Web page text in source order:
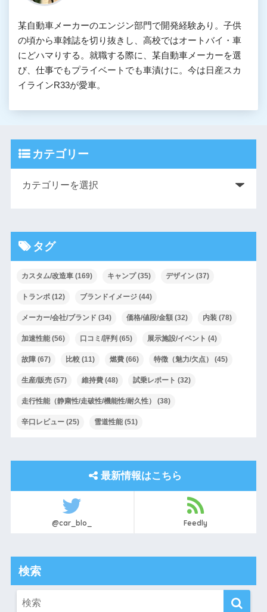
某自動車メーカーのエンジン部門で開発経験あり。子供
の頃から車雑誌を切り抜きし、高校ではオートバイ・車
にどハマりする。就職する際に、某自動車メーカーを選
び、仕事でもプライベートでも車漬けに。今は日産スカ
イラインR33が愛車。
カテゴリー
タグ
カスタム/改造車(169) キャンプ(35) デザイン(37)
トランポ(12) ブランドイメージ(44)
メーカー/会社/ブランド (34) 価格/値段/金額(32) 内装(78)
加速性能(56) 口コミ/評判 (65) 展示施設/イベント (4)
故障(67) 比較(11) 燃費(66) 特徴（魅力/欠点） (45)
生産/販売(57) 維持費(48) 試乗レポート (32)
走行性能（静粛性/走破性/機能性/耐久性） (38)
辛口レビュー(25) 雪道性能(51)
最新情報はこちら
@car_blo_ Feedly
検索